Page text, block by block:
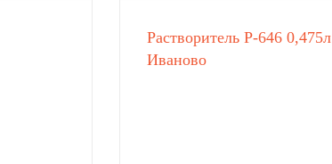
Растворитель Р-646 0,475л
Иваново